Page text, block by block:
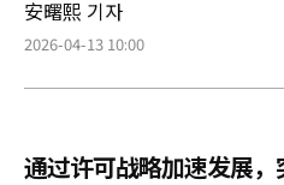
安曙熙 기자
2026-04-13 10:00
通过许可战略加速发展